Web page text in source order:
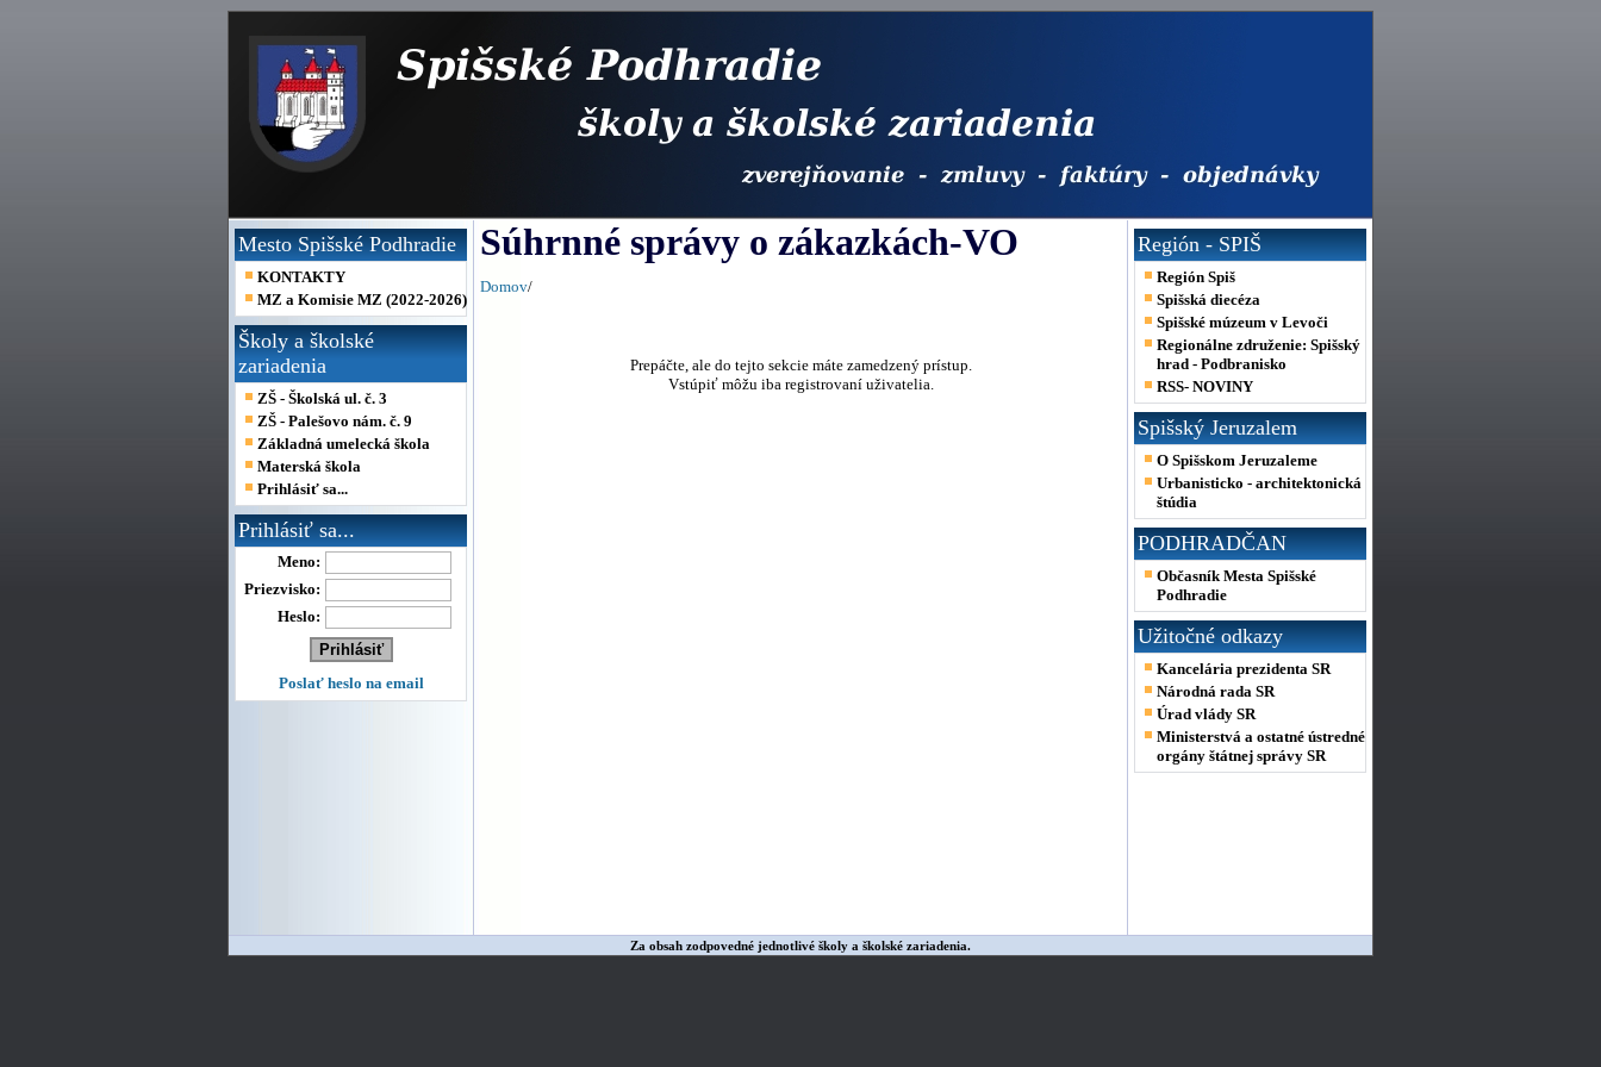
Mesto Spišské Podhradie
KONTAKTY
MZ a Komisie MZ (2022-2026)
Školy a školské
zariadenia
ZŠ - Školská ul. č. 3
ZŠ - Palešovo nám. č. 9
Základná umelecká škola
Materská škola
Prihlásiť sa...
Prihlásiť sa...
Meno:
Priezvisko:
Heslo:
Poslať heslo na email
Región - SPIŠ
Región Spiš
Spišská diecéza
Spišské múzeum v Levoči
Regionálne združenie: Spišský
hrad - Podbranisko
RSS- NOVINY
Spišský Jeruzalem
O Spišskom Jeruzaleme
Urbanisticko - architektonická
štúdia
PODHRADČAN
Občasník Mesta Spišské
Podhradie
Užitočné odkazy
Kancelária prezidenta SR
Národná rada SR
Úrad vlády SR
Ministerstvá a ostatné ústredné
orgány štátnej správy SR
Súhrnné správy o zákazkách-VO
Domov/
Prepáčte, ale do tejto sekcie máte zamedzený prístup.
Vstúpiť môžu iba registrovaní uživatelia.
Za obsah zodpovedné jednotlivé školy a školské zariadenia.